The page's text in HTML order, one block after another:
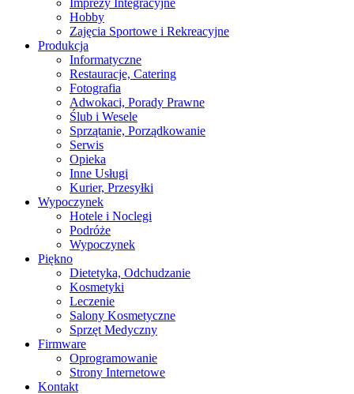
Hobby
Zajęcia Sportowe i Rekreacyjne
Produkcja
Informatyczne
Restauracje, Catering
Fotografia
Adwokaci, Porady Prawne
Ślub i Wesele
Sprzątanie, Porządkowanie
Serwis
Opieka
Inne Usługi
Kurier, Przesyłki
Wypoczynek
Hotele i Noclegi
Podróże
Wypoczynek
Piękno
Dietetyka, Odchudzanie
Kosmetyki
Leczenie
Salony Kosmetyczne
Sprzęt Medyczny
Firmware
Oprogramowanie
Strony Internetowe
Kontakt